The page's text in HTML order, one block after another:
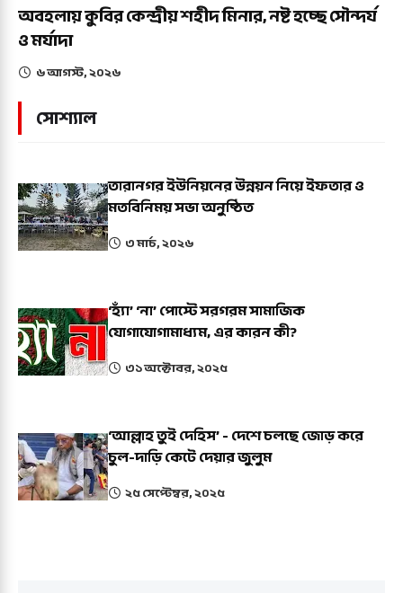
অবহলায় কুবির কেন্দ্রীয় শহীদ মিনার, নষ্ট হচ্ছে সৌন্দর্য
ও মর্যাদা
৬ আগস্ট, ২০২৬
সোশ্যাল
তারানগর ইউনিয়নের উন্নয়ন নিয়ে ইফতার ও
মতবিনিময় সভা অনুষ্ঠিত
৩ মার্চ, ২০২৬
‘হ্যাঁ’ ‘না’ পোস্টে সরগরম সামাজিক
যোগাযোগামাধ্যম, এর কারন কী?
৩১ অক্টোবর, ২০২৫
‘আল্লাহ তুই দেহিস’ - দেশে চলছে জোড় করে
চুল-দাড়ি কেটে দেয়ার জুলুম
২৫ সেপ্টেম্বর, ২০২৫